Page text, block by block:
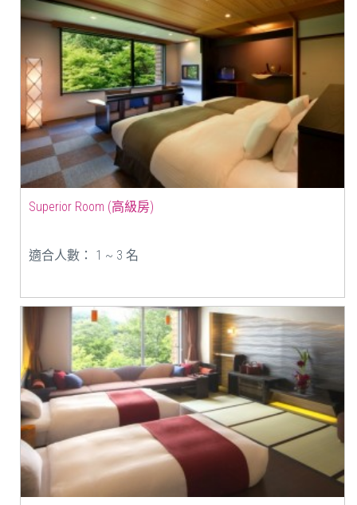
Superior Room (高級房)
適合人數： 1 ~ 3 名